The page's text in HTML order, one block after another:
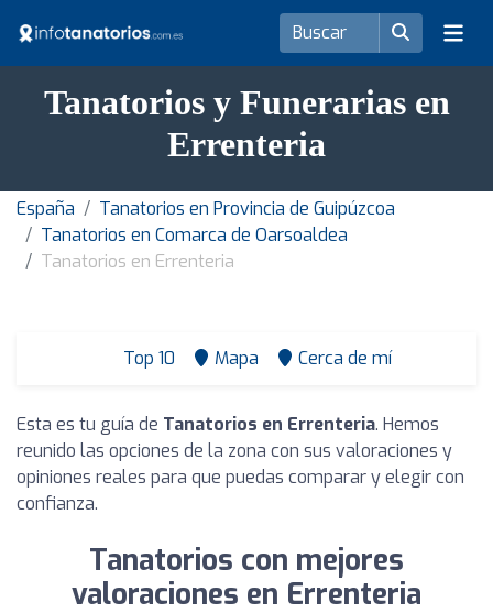
Tanatorios y Funerarias en
Errenteria
España
Tanatorios en Provincia de Guipúzcoa
Tanatorios en Comarca de Oarsoaldea
Tanatorios en Errenteria
Top 10 Mapa Cerca de mí
Esta es tu guía de Tanatorios en Errenteria. Hemos
reunido las opciones de la zona con sus valoraciones y
opiniones reales para que puedas comparar y elegir con
confianza.
Tanatorios con mejores
valoraciones en Errenteria